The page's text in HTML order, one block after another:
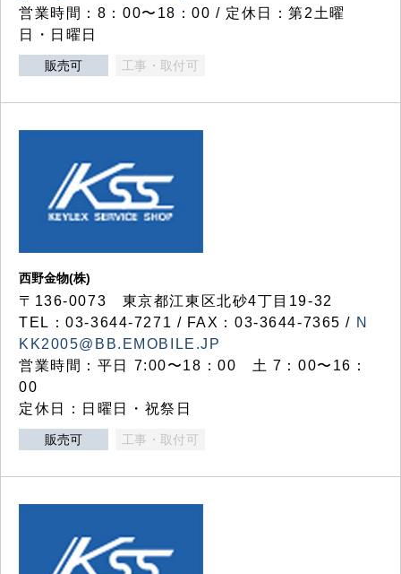
営業時間：8：00〜18：00 / 定休日：第2土曜
日・日曜日
販売可 工事・取付可
西野金物(株)
〒136-0073 東京都江東区北砂4丁目19-32
TEL：03‐3644‐7271 / FAX：03-3644-7365 / N
KK2005@BB.EMOBILE.JP
営業時間：平日 7:00〜18：00 土 7：00〜16：
00
定休日：日曜日・祝祭日
販売可 工事・取付可